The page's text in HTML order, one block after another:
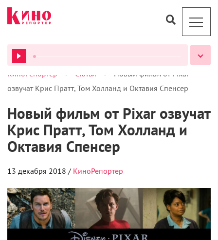
ВСЕ ПОДКАСТЫ
КиноРепортер > Статьи >
Новый фильм от Pixar
озвучат Крис Пратт, Том Холланд и Октавия Спенсер
Новый фильм от Pixar озвучат
Крис Пратт, Том Холланд и
Октавия Спенсер
13 декабря 2018 / КиноРепортер